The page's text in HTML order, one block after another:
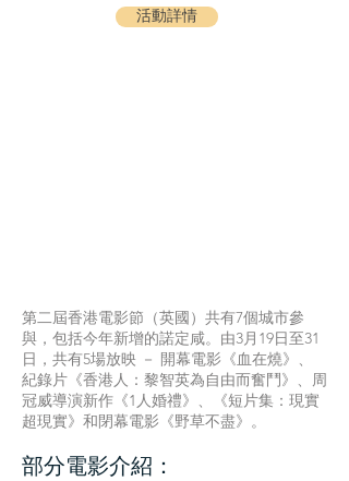
活動詳情
第二屆香港電影節（英國）共有7個城市參
與，包括今年新增的諾定咸。由3月19日至31
日，共有5場放映 － 開幕電影《血在燒》、
紀錄片《香港人：黎智英為自由而奮鬥》、周
冠威導演新作《1人婚禮》、《短片集：現實
超現實》和閉幕電影《野草不盡》。
部分電影介紹：